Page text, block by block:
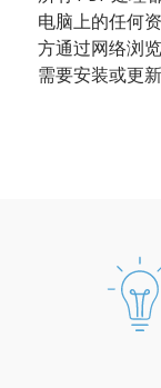
电脑上的任何
方通过网络浏
需要安装或更